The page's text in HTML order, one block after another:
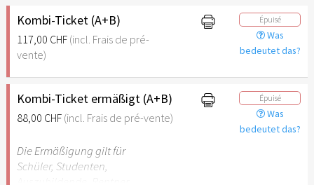
Kombi-Ticket (A+B)
117,00 CHF (incl. Frais de pré-
vente)
Épuisé
Was
bedeutet das?
Kombi-Ticket ermäßigt (A+B)
88,00 CHF (incl. Frais de pré-vente)
Épuisé
Was
bedeutet das?
Die Ermäßigung gilt für
Schüler, Studenten,